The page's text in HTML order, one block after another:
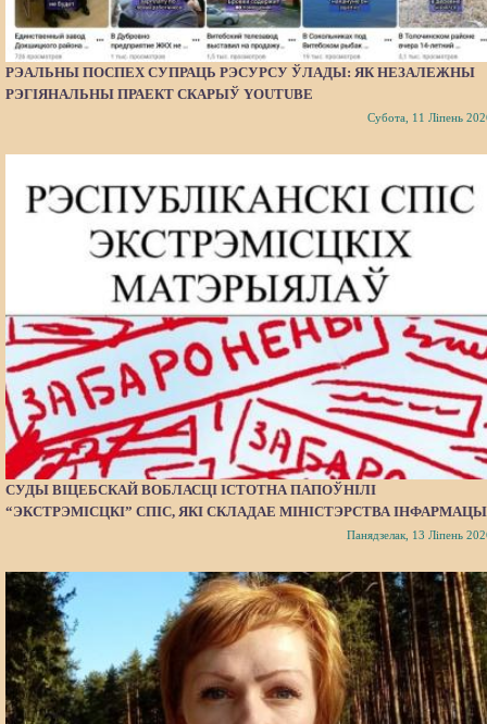
РЭАЛЬНЫ ПОСПЕХ СУПРАЦЬ РЭСУРСУ ЎЛАДЫ: ЯК НЕЗАЛЕЖНЫ
РЭГІЯНАЛЬНЫ ПРАЕКТ СКАРЫЎ YOUTUBE
Субота, 11 Ліпень
СУДЫ ВІЦЕБСКАЙ ВОБЛАСЦІ ІСТОТНА ПАПОЎНІЛІ
“ЭКСТРЭМІСЦКІ” СПІС, ЯКІ СКЛАДАЕ МІНІСТЭРСТВА
Панядзелак, 13 Ліпень